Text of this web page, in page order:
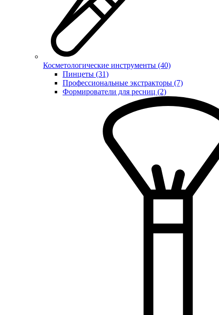
Косметологические инструменты (40)
Пинцеты (31)
Профессиональные экстракторы (7)
Формирователи для ресниц (2)